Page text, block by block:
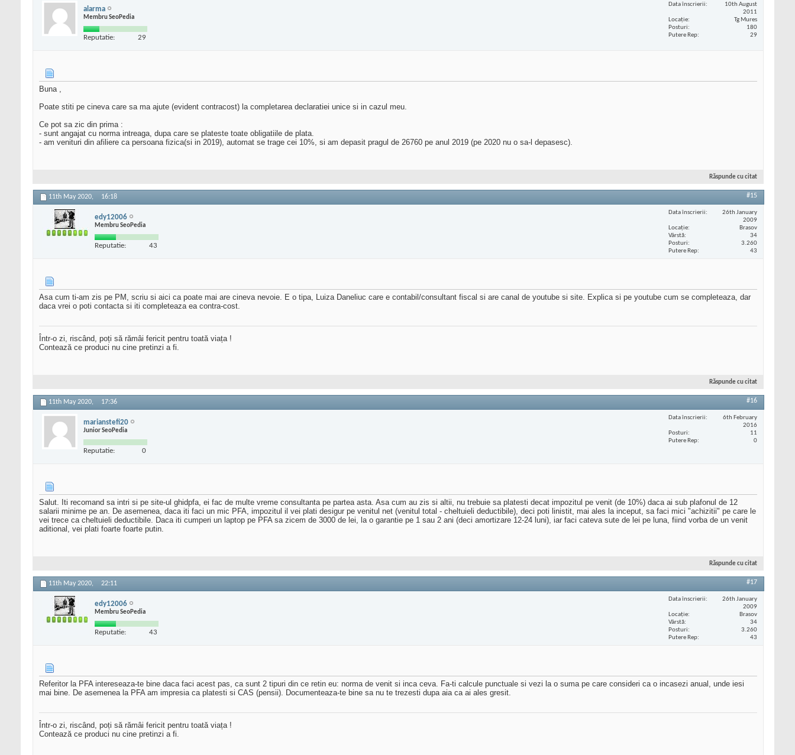
alarma
Membru SeoPedia
Reputatie: 29
Data înscrierii
10th August
2011
Locaţie
Tg Mures
Posturi
180
Putere Rep
29
Buna ,
Poate stiti pe cineva care sa ma ajute (evident contracost) la completarea declaratiei unice si in cazul meu.
Ce pot sa zic din prima :
- sunt angajat cu norma intreaga, dupa care se plateste toate obligatiile de plata.
- am venituri din afiliere ca persoana fizica(si in 2019), automat se trage cei 10%, si am depasit pragul de 26760 pe anul 2019 (pe 2020 nu o sa-l depasesc).
Răspunde cu citat
11th May 2020, 16:18 #15
edy12006
Membru SeoPedia
Reputatie: 43
Data înscrierii
26th January
2009
Locaţie
Brasov
Vârstă
34
Posturi
3.260
Putere Rep
43
Asa cum ti-am zis pe PM, scriu si aici ca poate mai are cineva nevoie. E o tipa, Luiza Daneliuc care e contabil/consultant fiscal si are canal de youtube si site. Explica si pe youtube cum se completeaza, dar
daca vrei o poti contacta si iti completeaza ea contra-cost.
Într-o zi, riscând, poți să rămâi fericit pentru toată viața !
Contează ce produci nu cine pretinzi a fi.
Răspunde cu citat
11th May 2020, 17:36 #16
marianstefi20
Junior SeoPedia
Reputatie: 0
Data înscrierii
6th February
2016
Posturi
11
Putere Rep
0
Salut. Iti recomand sa intri si pe site-ul ghidpfa, ei fac de multe vreme consultanta pe partea asta. Asa cum au zis si altii, nu trebuie sa platesti decat impozitul pe venit (de 10%) daca ai sub plafonul de 12
salarii minime pe an. De asemenea, daca iti faci un mic PFA, impozitul il vei plati desigur pe venitul net (venitul total - cheltuieli deductibile), deci poti linistit, mai ales la inceput, sa faci mici "achizitii" pe care le
vei trece ca cheltuieli deductibile. Daca iti cumperi un laptop pe PFA sa zicem de 3000 de lei, la o garantie pe 1 sau 2 ani (deci amortizare 12-24 luni), iar faci cateva sute de lei pe luna, fiind vorba de un venit
aditional, vei plati foarte foarte putin.
Răspunde cu citat
11th May 2020, 22:11 #17
edy12006
Membru SeoPedia
Reputatie: 43
Data înscrierii
26th January
2009
Locaţie
Brasov
Vârstă
34
Posturi
3.260
Putere Rep
43
Referitor la PFA intereseaza-te bine daca faci acest pas, ca sunt 2 tipuri din ce retin eu: norma de venit si inca ceva. Fa-ti calcule punctuale si vezi la o suma pe care consideri ca o incasezi anual, unde iesi
mai bine. De asemenea la PFA am impresia ca platesti si CAS (pensii). Documenteaza-te bine sa nu te trezesti dupa aia ca ai ales gresit.
Într-o zi, riscând, poți să rămâi fericit pentru toată viața !
Contează ce produci nu cine pretinzi a fi.